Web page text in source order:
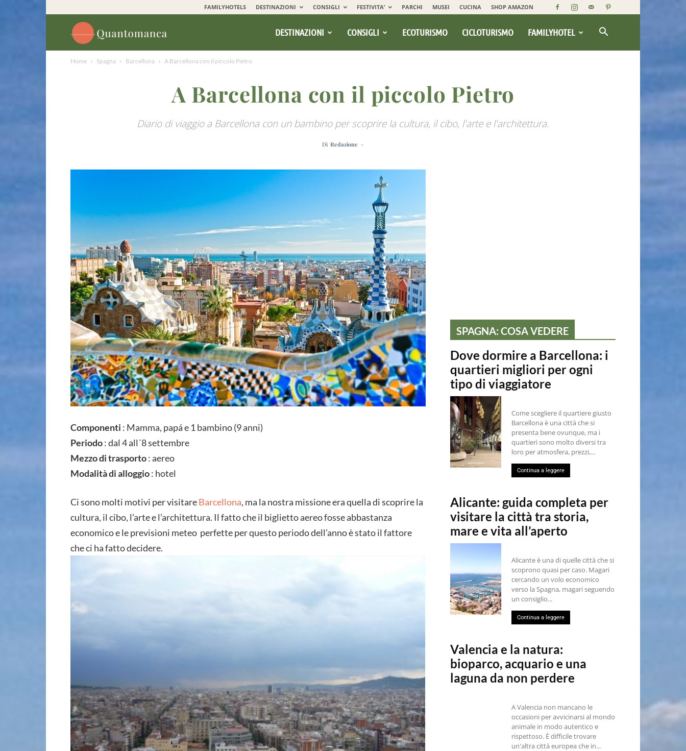
FAMILYHOTELS DESTINAZIONI CONSIGLI FESTIVITA’ PARCHI MUSEI CUCINA SHOP AMAZON
DESTINAZIONI CONSIGLI ECOTURISMO CICLOTURISMO FAMILYHOTEL
Home Spagna Barcellona A Barcellona con il piccolo Pietro
A Barcellona con il piccolo Pietro
Diario di viaggio a Barcellona con un bambino per scoprire la cultura, il cibo, l'arte e l'architettura.
Di Redazione -
Componenti : Mamma, papá e 1 bambino (9 anni)
Periodo: dal 4 all´8 settembre
Mezzo di trasporto: aereo
Modalità di alloggio: hotel
Ci sono molti motivi per visitareBarcellona, ma la nostra missione era quella di scoprire la
cultura, il cibo, l’arte e l’architettura. Il fatto che il biglietto aereo fosse abbastanza
economico e le previsioni meteo perfette per questo periodo dell’anno è stato il fattore
che ci ha fatto decidere.
SPAGNA: COSA VEDERE
Dove dormire a Barcellona: i
quartieri migliori per ogni
tipo di viaggiatore
Come scegliere il quartiere giusto
Barcellona è una città che si
presenta bene ovunque, ma i
quartieri sono molto diversi tra
loro per atmosfera, prezzi,...
Continua a leggere
Alicante: guida completa per
visitare la città tra storia,
mare e vita all’aperto
Alicante è una di quelle città che si
scoprono quasi per caso. Magari
cercando un volo economico
verso la Spagna, magari seguendo
un consiglio...
Continua a leggere
Valencia e la natura:
bioparco, acquario e una
laguna da non perdere
A Valencia non mancano le
occasioni per avvicinarsi al mondo
animale in modo autentico e
rispettoso. È difficile trovare
un'altra città europea che in...